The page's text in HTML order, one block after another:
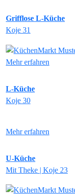
Grifflose L-Küche
Koje 31
Mehr erfahren
L-Küche
Koje 30
Mehr erfahren
U-Küche
Mit Theke | Koje 23